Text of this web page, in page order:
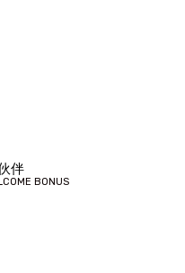
伴
BONUS